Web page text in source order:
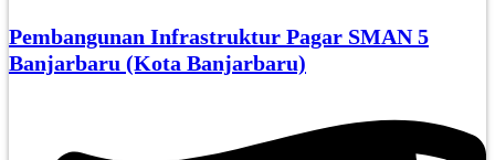
Pembangunan Infrastruktur Pagar SMAN 5
Banjarbaru (Kota Banjarbaru)